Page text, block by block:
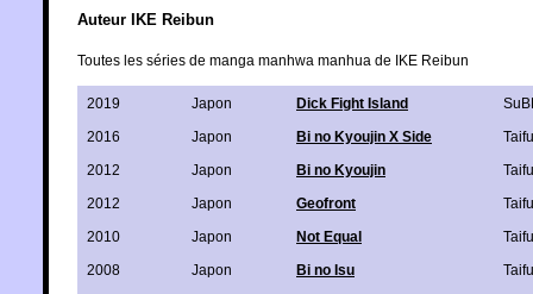
Auteur IKE Reibun
Toutes les séries de manga manhwa manhua de IKE Reibun
2019 Japon Dick Fight Island
2016
Japon Bi no Kyoujin X Side
2012
Japon Bi no Kyoujin
2012
Japon Geofront
2010
Japon Not Equal
2008
Japon Bi no Isu